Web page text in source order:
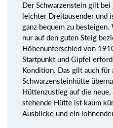
Der Schwarzenstein gilt bei
leichter Dreitausender und
ganz bequem zu besteigen.
nur auf den guten Steig
Höhenunterschied von
Startpunkt und Gipfel
Kondition. Das gilt auch für
Schwarzensteinhütte
Hüttenzustieg auf die
stehende Hütte ist kaum
Ausblicke und ein